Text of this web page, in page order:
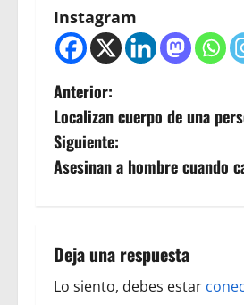
Instagram
N
a
v
g
a
Anterior:
Localizan cuerpo de una
Siguiente:
Asesinan a hombre cuando
Deja una respuesta
Lo siento, debes estar